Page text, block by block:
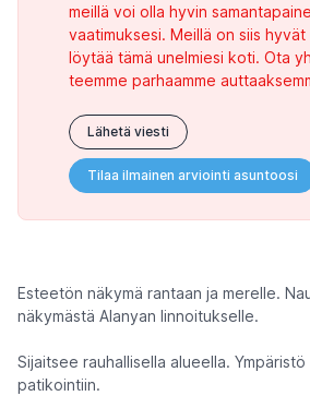
meillä voi olla hyvin
vaatimuksesi. Meillä on siis
löytää tämä unelmiesi koti. Ota
teemme parhaamme
Lähetä viesti
Tilaa ilmainen arviointi asuntoosi
Esteetön näkymä rantaan ja merelle.
näkymästä Alanyan linnoitukselle.
Sijaitsee rauhallisella alueella.
patikointiin.